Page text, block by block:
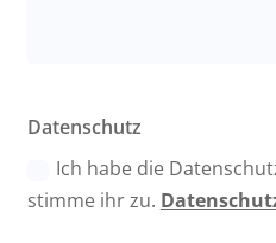
Datenschutz
Ich habe die
stimme ihr zu.